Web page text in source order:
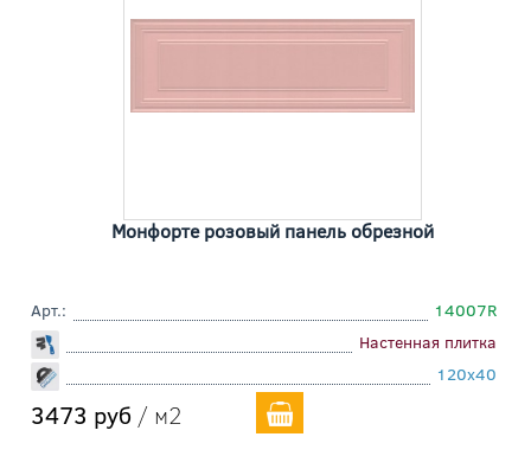
Монфорте розовый панель обрезной
Арт.:
14007R
Настенная плитка
120x40
3473 руб / м2